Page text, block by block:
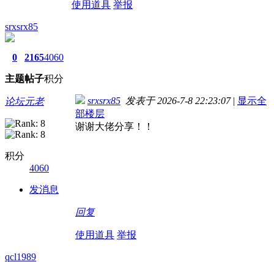
使用道具 举报
srxsrx85
0
主题
2165
帖子
4060
积分
论坛元老
积分
4060
发消息
srxsrx85 发表于 2026-7-8 22:23:07 | 显示全
部楼层
谢谢大佬分享！！
回复
使用道具 举报
qcl1989